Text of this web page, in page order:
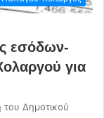
εσόδων-
για
του Δημοτικού